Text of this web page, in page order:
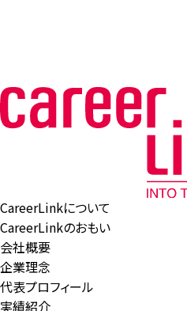
CareerLinkについて
CareerLinkのおもい
会社概要
企業理念
代表プロフィール
実績紹介